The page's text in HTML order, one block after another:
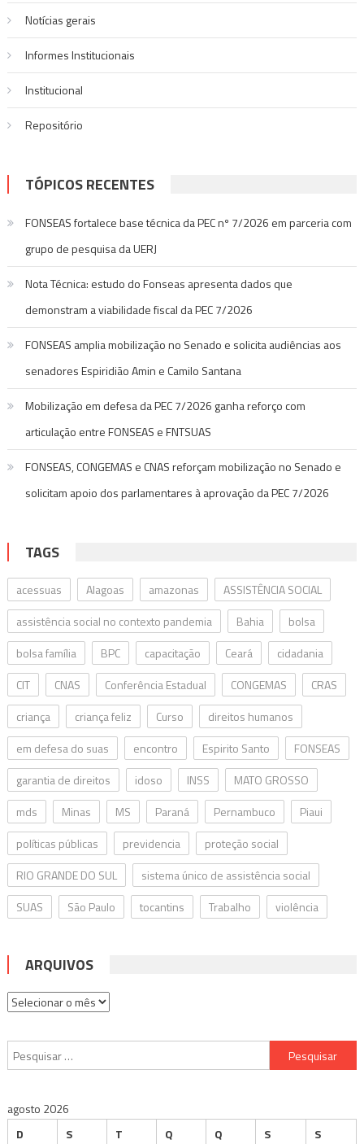
Notí­cias gerais
Informes Institucionais
Institucional
Repositório
TÓPICOS RECENTES
FONSEAS fortalece base técnica da PEC nº 7/2026 em parceria com
grupo de pesquisa da UERJ
Nota Técnica: estudo do Fonseas apresenta dados que
demonstram a viabilidade fiscal da PEC 7/2026
FONSEAS amplia mobilização no Senado e solicita audiências aos
senadores Espiridião Amin e Camilo Santana
Mobilização em defesa da PEC 7/2026 ganha reforço com
articulação entre FONSEAS e FNTSUAS
FONSEAS, CONGEMAS e CNAS reforçam mobilização no Senado e
solicitam apoio dos parlamentares à aprovação da PEC 7/2026
TAGS
acessuas Alagoas amazonas
ASSISTÊNCIA SOCIAL
assistência social no contexto pandemia
Bahia
bolsa
bolsa família
BPC capacitação Ceará
cidadania
CIT
CNAS Conferência Estadual CONGEMAS
CRAS
criança
criança feliz Curso
direitos humanos
em defesa do suas
encontro Espirito Santo
FONSEAS
garantia de direitos
idoso INSS
MATO GROSSO
mds
Minas MS Paraná Pernambuco
Piaui
políticas públicas
previdencia
proteção social
RIO GRANDE DO SUL
sistema único de assistência social
SUAS
São Paulo tocantins Trabalho violência
ARQUIVOS
Arquivos
Pesquisar
por:
agosto 2026
D
S T Q Q S S